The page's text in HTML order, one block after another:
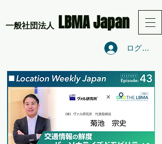
​一般社団法人 LBMA Japan
ログイン